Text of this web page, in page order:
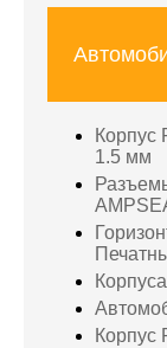
Корпус
1.5 мм
Корпус